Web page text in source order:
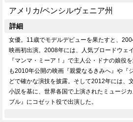
アメリカ/ペンシルヴェニア州
詳細
女優。11歳でモデルデビューを果たすと、
映画初出演。2008年には、人気ブロードウェ
『マンマ・ミーア！』で主人公・ドナの娘役
も2010年公開の映画『親愛なるきみへ』や『
どで確かな演技を披露。そして2012年には、
小説を基に、世界各国で上演されたミュージ
ブル』にコゼット役で出演した。